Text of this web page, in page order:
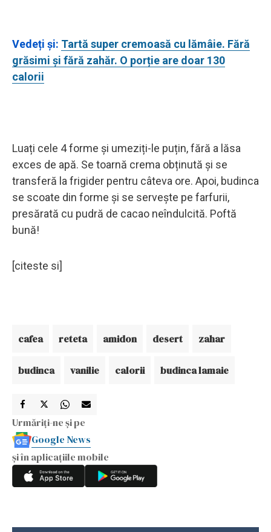
Vedeți și: Tartă super cremoasă cu lămâie. Fără
grăsimi și fără zahăr. O porție are doar 130
calorii
Luați cele 4 forme și umeziți-le puțin, fără a lăsa
exces de apă. Se toarnă crema obținută și se
transferă la frigider pentru câteva ore. Apoi, budinca
se scoate din forme și se servește pe farfurii,
presărată cu pudră de cacao neîndulcită. Poftă
bună!
[citeste si]
cafea reteta amidon desert zahar
budinca vanilie calorii budinca lamaie
Urmăriți-ne și pe
Google News
și în aplicațiile mobile